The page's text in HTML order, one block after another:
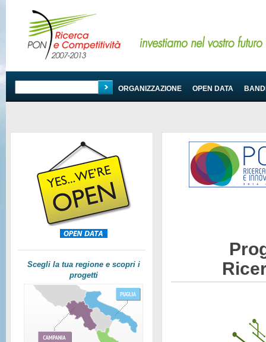
PROGRAMMA ORGANIZZAZIONE OPEN DATA
Scegli la tua regione e scopri i
progetti